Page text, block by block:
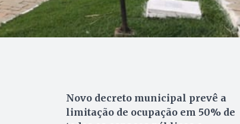
Novo decreto municipal prevê a
limitação de ocupação em 50% de